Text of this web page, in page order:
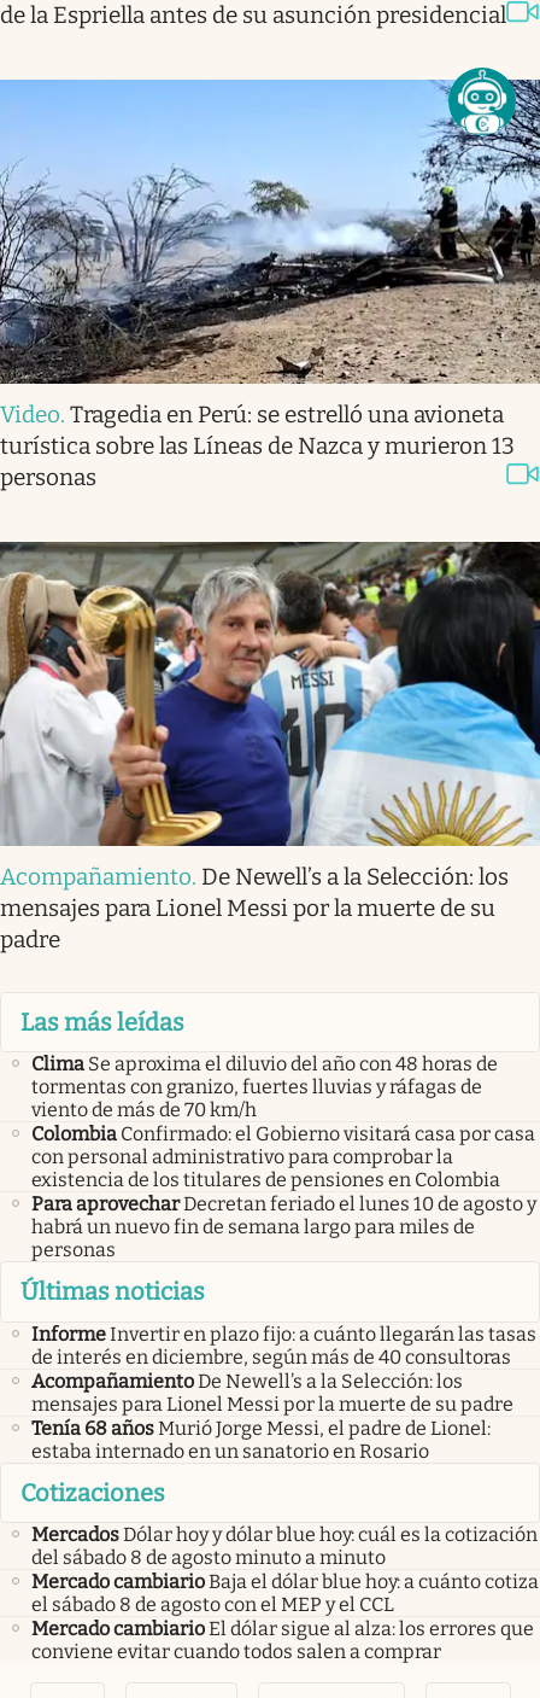
de la Espriella antes de su asunción presidencial
Video. Tragedia en Perú: se estrelló una avioneta
turística sobre las Líneas de Nazca y murieron 13
personas
Acompañamiento. De Newell’s a la Selección: los
mensajes para Lionel Messi por la muerte de su
padre
Las más leídas
Clima Se aproxima el diluvio del año con 48 horas de
tormentas con granizo, fuertes lluvias y ráfagas de
viento de más de 70 km/h
Colombia Confirmado: el Gobierno visitará casa por casa
con personal administrativo para comprobar la
existencia de los titulares de pensiones en Colombia
Para aprovecharDecretan feriado el lunes 10 de agosto y
habrá un nuevo fin de semana largo para miles de
personas
Últimas noticias
InformeInvertir en plazo fijo: a cuánto llegarán las tasas
de interés en diciembre, según más de 40 consultoras
AcompañamientoDe Newell’s a la Selección: los
mensajes para Lionel Messi por la muerte de su padre
Tenía 68 añosMurió Jorge Messi, el padre de Lionel:
estaba internado en un sanatorio en Rosario
Cotizaciones
MercadosDólar hoy y dólar blue hoy: cuál es la cotización
del sábado 8 de agosto minuto a minuto
Mercado cambiarioBaja el dólar blue hoy: a cuánto cotiza
el sábado 8 de agosto con el MEP y el CCL
Mercado cambiarioEl dólar sigue al alza: los errores que
conviene evitar cuando todos salen a comprar